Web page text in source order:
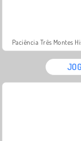
Paciência Três Montes